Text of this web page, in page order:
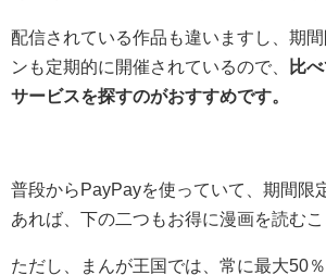
配信されている作品も違いますし、期
ンも定期的に開催されているので、
比
サービスを探すのがおすすめです。
普段からPayPayを使っていて、期間限
あれば、下の二つもお得に漫画を読むこ
ただし、まんが王国では、常に最大50